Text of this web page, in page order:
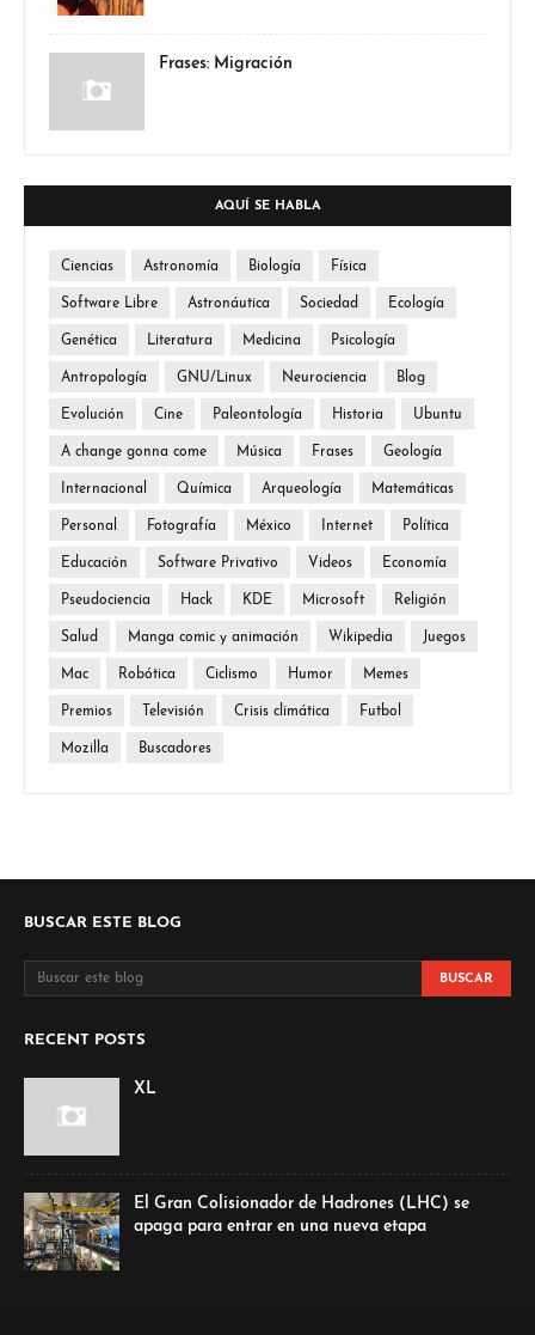
Frases: Migración
AQUÍ SE HABLA
Ciencias Astronomía Biología Física
Software Libre Astronáutica Sociedad Ecología
Genética Literatura Medicina Psicología
Antropología GNU/Linux Neurociencia Blog
Evolución Cine Paleontología Historia Ubuntu
A change gonna come Música Frases Geología
Internacional Química Arqueología Matemáticas
Personal Fotografía México Internet Política
Educación Software Privativo Videos Economía
Pseudociencia Hack KDE Microsoft Religión
Salud Manga comic y animación Wikipedia Juegos
Mac Robótica Ciclismo Humor Memes
Premios Televisión Crisis climática Futbol
Mozilla Buscadores
BUSCAR ESTE BLOG
RECENT POSTS
XL
El Gran Colisionador de Hadrones (LHC) se
apaga para entrar en una nueva etapa